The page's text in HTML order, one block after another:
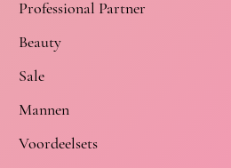
Professional Partner
Beauty
Sale
Mannen
Voordeelsets